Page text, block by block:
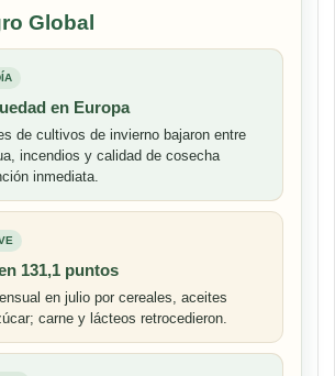
Global
en Europa
de cultivos de invierno bajaron entre
incendios y calidad de cosecha
inmediata.
131,1 puntos
en julio por cereales, aceites
carne y lácteos retrocedieron.